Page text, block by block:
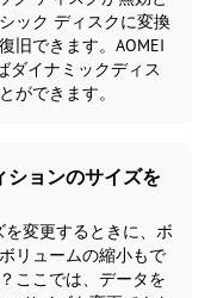
ック ディスクに変換
旧できます。AOMEI
ダイナミックディス
ができます。
ションのサイズを
変更するときに、ボ
リュームの縮小もで
ここでは、データを